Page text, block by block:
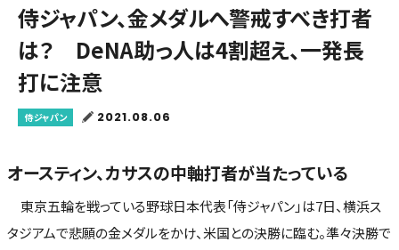
侍ジャパン、金メダルへ警戒すべき打者
は？ DeNA助っ人は4割超え、一発長
打に注意
侍ジャパン 2021.08.06
オースティン、カサスの中軸打者が当たっている
東京五輪を戦っている野球日本代表「侍ジャパン」は7日、横浜ス
タジアムで悲願の金メダルをかけ、米国との決勝に臨む。準々決勝で